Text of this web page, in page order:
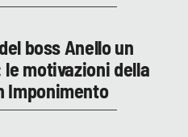
boss Anello un
motivazioni della
Imponimento